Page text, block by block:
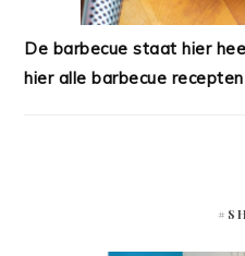
De barbecue staat hier
hier alle barbecue